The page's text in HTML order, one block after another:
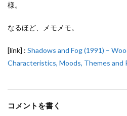
様。
なるほど、メモメモ。
[link] : Shadows and Fog (1991) –
Characteristics, Moods, Themes and
コメントを書く